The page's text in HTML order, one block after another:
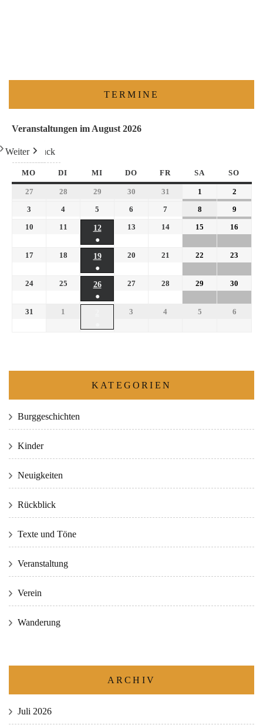
TERMINE
Veranstaltungen im August 2026
Zurück
Heute
Weiter
MO DI MI DO FR SA SO
27 28 29 30 31 1
2
3
4 5 6 7 8
9
10
11
12
●
13 14 15 16
17 18
19
●
20 21 22 23
24 25
26
●
27 28 29 30
31 1 3 4 5 6
KATEGORIEN
Burggeschichten
Kinder
Neuigkeiten
Rückblick
Texte und Töne
Veranstaltung
Verein
Wanderung
ARCHIV
Juli 2026